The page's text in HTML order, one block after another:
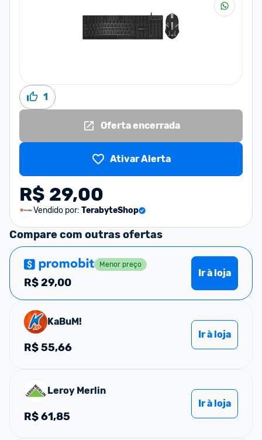
1
Oferta encerrada
Ativar Alerta
R$ 29,00
Vendido por: TerabyteShop
Compare com outras ofertas
Menor preço
R$29,00
Ir à loja
KaBuM!
R$55,66
Ir à loja
Leroy Merlin
R$61,85
Ir à loja